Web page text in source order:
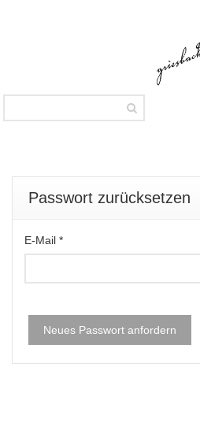
ZURÜCKSETZEN
Passwort zurücksetzen
E-Mail *
Neues Passwort anfordern